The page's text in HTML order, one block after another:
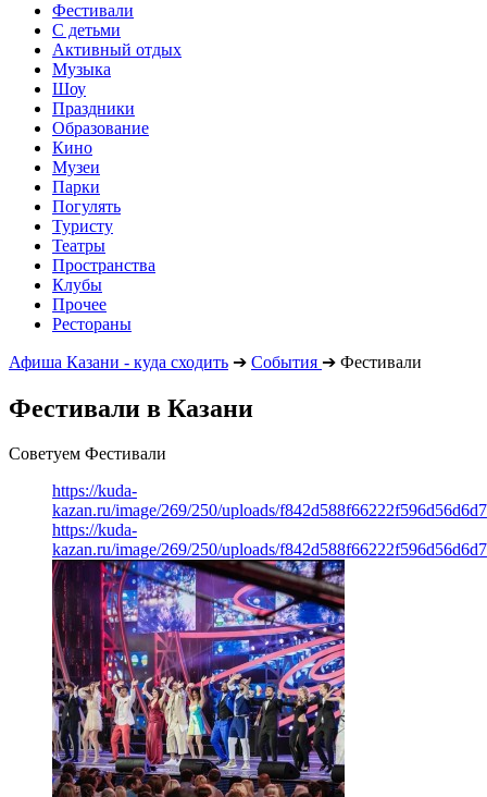
Фестивали
С детьми
Активный отдых
Музыка
Шоу
Праздники
Образование
Кино
Музеи
Парки
Погулять
Туристу
Театры
Пространства
Клубы
Прочее
Рестораны
Афиша Казани - куда сходить ➔ События ➔ Фестивали
Фестивали в Казани
Советуем Фестивали
https://kuda-
kazan.ru/image/269/250/uploads/
https://kuda-
kazan.ru/image/269/250/uploads/